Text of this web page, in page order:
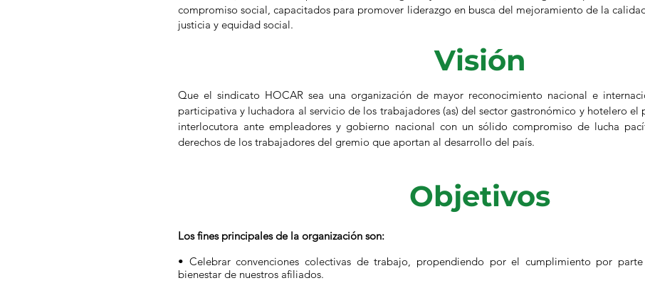
compromiso social, capacitados para promover liderazgo en busca del mejoramiento de la
justicia y equidad social.
Visión
Que el sindicato HOCAR sea una organización de mayor reconocimiento nacional e
participativa y luchadora al servicio de los trabajadores (as) del sector gastronómico y hotelero el
interlocutora ante empleadores y gobierno nacional con un sólido compromiso de lucha
derechos de los trabajadores del gremio que aportan al desarrollo del país.
Objetivos
Los fines principales de la organización son:
• Celebrar convenciones colectivas de trabajo, propendiendo por el cumplimiento por
bienestar de nuestros afiliados.